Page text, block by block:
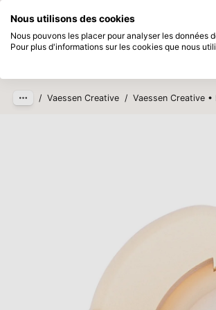
Passer au contenu principal
Disponible
/ Vaessen Creative / Vaessen Creative
Nous utilisons des cookies
Nous pouvons les placer pour analyser les données
Pour plus d'informations sur les cookies que nous